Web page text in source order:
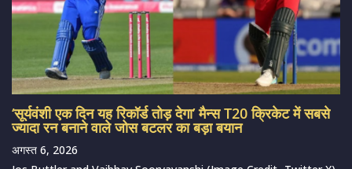
‘सूर्यवंशी एक दिन यह रिकॉर्ड तोड़ देगा’ मैन्स T20 क्रिकेट में सबसे
ज्यादा रन बनाने वाले जोस बटलर का बड़ा बयान
अगस्त 6, 2026